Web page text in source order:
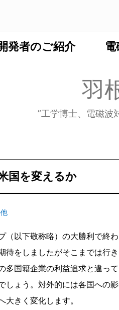
発者のご紹介
羽
”工学博士、電磁波
国を変えるか
以下敬称略）の大勝利で終
待をしましたがそこまでは行
多国籍企業の利益追求と違っ
しょう。対外的には各国への
きく変化します。